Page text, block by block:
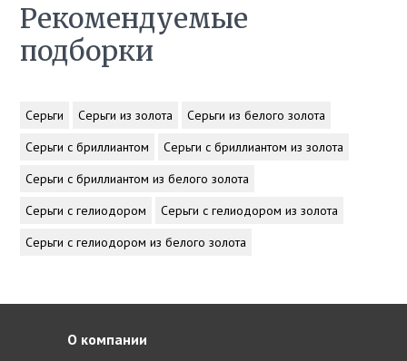
Рекомендуемые
подборки
Серьги Серьги из золота
Серьги из белого золота
Серьги с бриллиантом
Серьги с бриллиантом из золота
Серьги с бриллиантом из белого золота
Серьги с гелиодором
Серьги с гелиодором из золота
Серьги с гелиодором из белого золота
О компании